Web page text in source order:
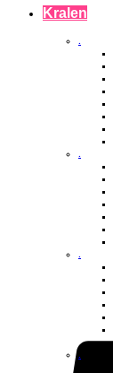
Kralen
.
.
.
.